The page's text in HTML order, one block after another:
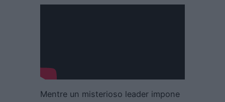
Mentre un misterioso leader impone